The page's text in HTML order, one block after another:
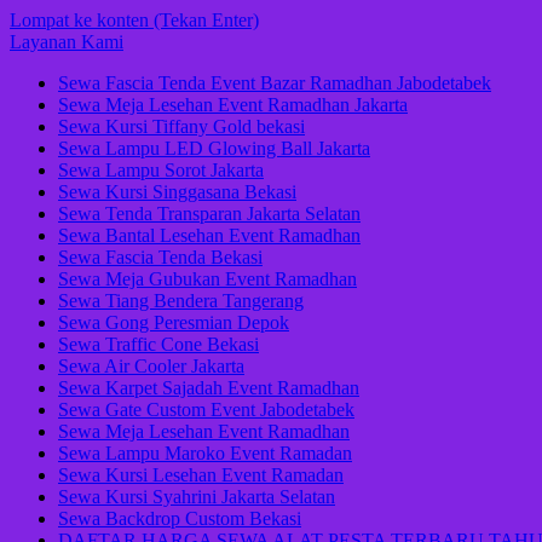
Lompat ke konten (Tekan Enter)
Layanan Kami
Sewa Fascia Tenda Event Bazar Ramadhan Jabodetabek
Sewa Meja Lesehan Event Ramadhan Jakarta
Sewa Kursi Tiffany Gold bekasi
Sewa Lampu LED Glowing Ball Jakarta
Sewa Lampu Sorot Jakarta
Sewa Kursi Singgasana Bekasi
Sewa Tenda Transparan Jakarta Selatan
Sewa Bantal Lesehan Event Ramadhan
Sewa Fascia Tenda Bekasi
Sewa Meja Gubukan Event Ramadhan
Sewa Tiang Bendera Tangerang
Sewa Gong Peresmian Depok
Sewa Traffic Cone Bekasi
Sewa Air Cooler Jakarta
Sewa Karpet Sajadah Event Ramadhan
Sewa Gate Custom Event Jabodetabek
Sewa Meja Lesehan Event Ramadhan
Sewa Lampu Maroko Event Ramadan
Sewa Kursi Lesehan Event Ramadan
Sewa Kursi Syahrini Jakarta Selatan
Sewa Backdrop Custom Bekasi